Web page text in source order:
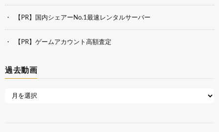
【PR】国内シェアーNo.1最速レンタルサーバー
【PR】ゲームアカウント高額査定
過去動画